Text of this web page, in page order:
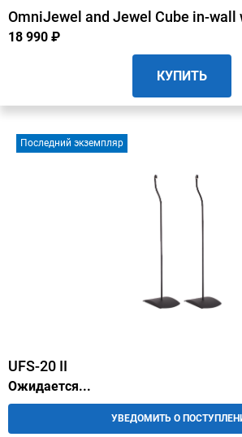
OmniJewel and Jewel Cube in-wall
18 990 ₽
КУПИТЬ
Последний экземпляр
UFS-20 II
Ожидается...
УВЕДОМИТЬ О